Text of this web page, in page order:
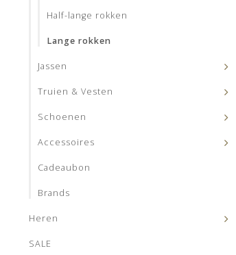
Half-lange rokken
Lange rokken
Jassen
Truien & Vesten
Schoenen
Accessoires
Cadeaubon
Brands
Heren
SALE